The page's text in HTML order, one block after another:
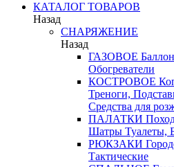
КАТАЛОГ ТОВАРОВ
Назад
СНАРЯЖЕНИЕ
Назад
ГАЗОВОЕ
Обогреватели
КОСТРОВОЕ
Треноги,
Средства для
ПАЛАТКИ
Шатры Туалеты,
РЮКЗАКИ
Тактические